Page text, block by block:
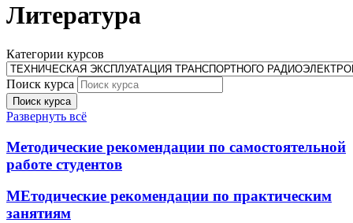
Литература
Категории курсов
Поиск курса
Поиск курса
Развернуть всё
Методические рекомендации по самостоятельной
работе студентов
МЕтодические рекомендации по практическим
занятиям